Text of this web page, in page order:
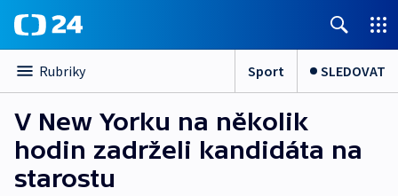
Rubriky Sport SLEDOVAT
V New Yorku na několik
hodin zadrželi kandidáta na
starostu